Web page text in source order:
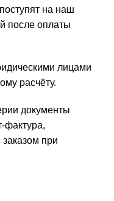
на наш
после оплаты
лицами
расчёту.
документы
фактура,
при